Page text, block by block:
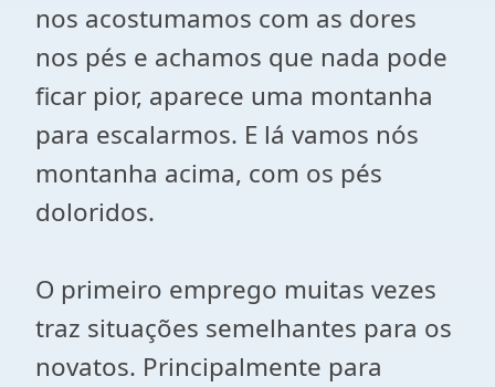
nos acostumamos com as dores
nos pés e achamos que nada pode
ficar pior, aparece uma montanha
para escalarmos. E lá vamos nós
montanha acima, com os pés
doloridos.
O primeiro emprego muitas vezes
traz situações semelhantes para os
novatos. Principalmente para